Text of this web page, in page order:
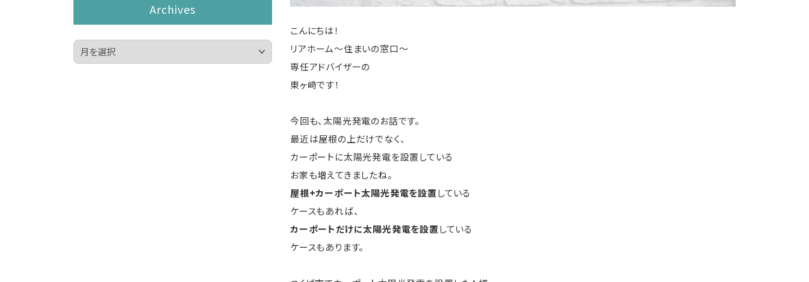
こんにちは！
リアホーム～住まいの窓口～
専任アドバイザーの
東ヶ﨑です！
今回も、太陽光発電のお話です。
最近は屋根の上だけでなく、
カーポートに太陽光発電を設置している
お家も増えてきましたね。
屋根+カーポート太陽光発電を設置している
ケースもあれば、
カーポートだけに太陽光発電を設置している
ケースもあります。
Archives